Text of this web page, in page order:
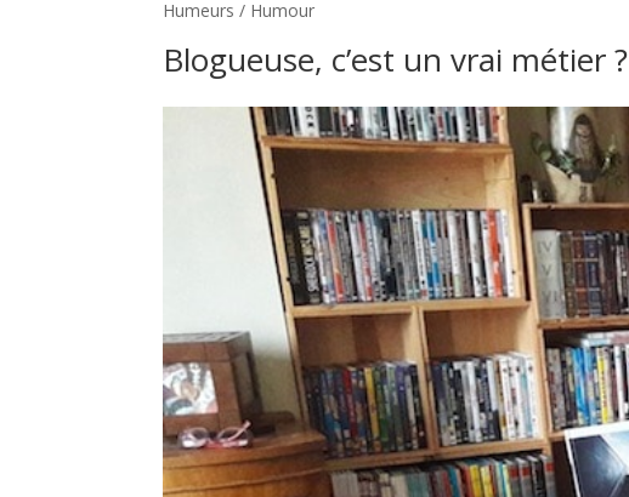
Humeurs / Humour
Blogueuse, c’est un vrai métier